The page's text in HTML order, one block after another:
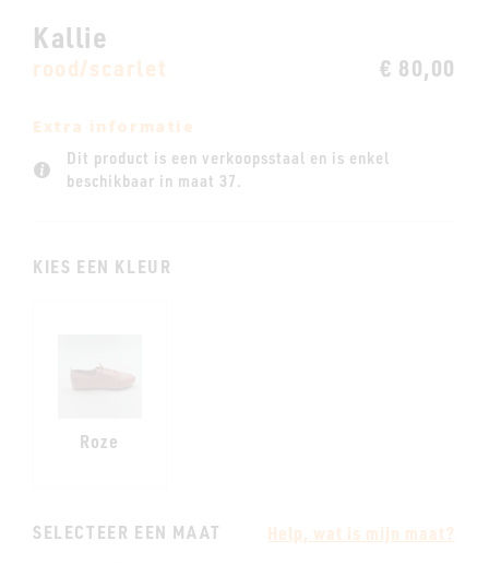
Kallie
rood/scarlet € 80,00
Extra informatie
Dit product is een verkoopsstaal en is enkel
beschikbaar in maat 37.
KIES EEN KLEUR
Roze
SELECTEER EEN MAAT Help, wat is mijn maat?